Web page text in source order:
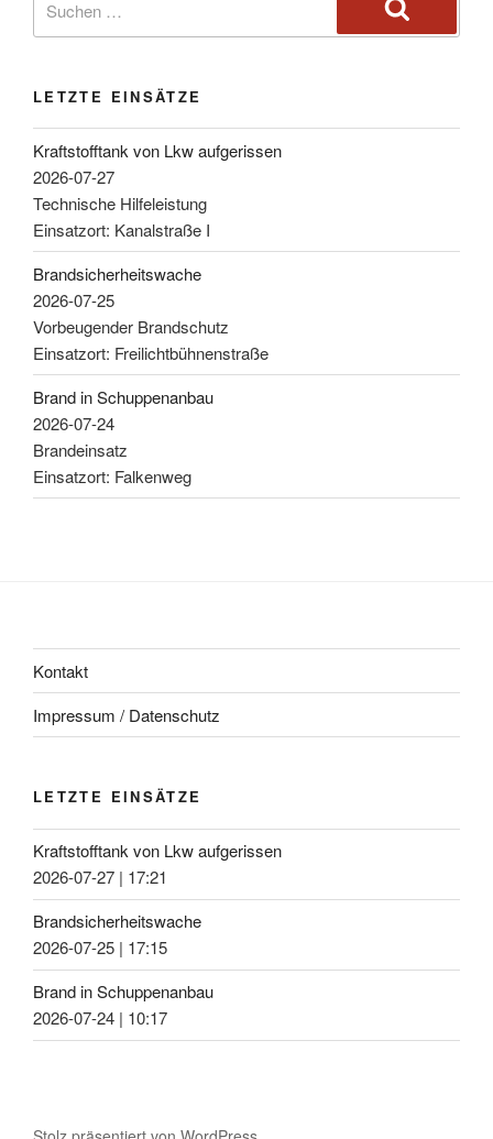
LETZTE EINSÄTZE
Kraftstofftank von Lkw aufgerissen
2026-07-27
Technische Hilfeleistung
Einsatzort: Kanalstraße I
Brandsicherheitswache
2026-07-25
Vorbeugender Brandschutz
Einsatzort: Freilichtbühnenstraße
Brand in Schuppenanbau
2026-07-24
Brandeinsatz
Einsatzort: Falkenweg
Kontakt
Impressum / Datenschutz
LETZTE EINSÄTZE
Kraftstofftank von Lkw aufgerissen
2026-07-27 | 17:21
Brandsicherheitswache
2026-07-25 | 17:15
Brand in Schuppenanbau
2026-07-24 | 10:17